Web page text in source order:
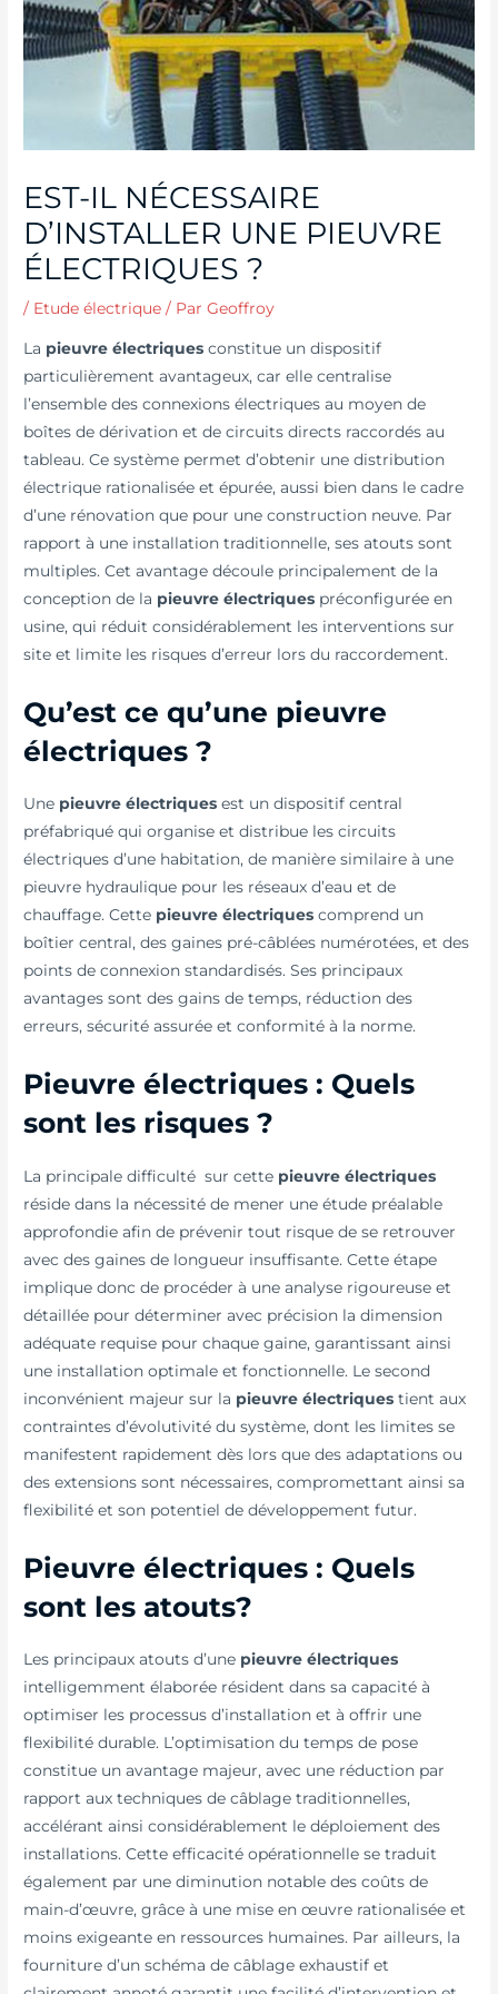
EST-IL NÉCESSAIRE
D’INSTALLER UNE PIEUVRE
ÉLECTRIQUES ?
/ Etude électrique / ParGeoffroy
La pieuvre électriques constitue un dispositif
particulièrement avantageux, car elle centralise
l’ensemble des connexions électriques au moyen de
boîtes de dérivation et de circuits directs raccordés au
tableau. Ce système permet d’obtenir une distribution
électrique rationalisée et épurée, aussi bien dans le cadre
d’une rénovation que pour une construction neuve. Par
rapport à une installation traditionnelle, ses atouts sont
multiples. Cet avantage découle principalement de la
conception de la pieuvre électriques préconfigurée en
usine, qui réduit considérablement les interventions sur
site et limite les risques d’erreur lors du raccordement.
Qu’est ce qu’une pieuvre
électriques ?
Une pieuvre électriques est un dispositif central
préfabriqué qui organise et distribue les circuits
électriques d’une habitation, de manière similaire à une
pieuvre hydraulique pour les réseaux d’eau et de
chauffage. Cette pieuvre électriques comprend un
boîtier central, des gaines pré-câblées numérotées, et des
points de connexion standardisés. Ses principaux
avantages sont des gains de temps, réduction des
erreurs, sécurité assurée et conformité à la norme.
Pieuvre électriques : Quels
sont les risques ?
La principale difficulté sur cette pieuvre électriques
réside dans la nécessité de mener une étude préalable
approfondie afin de prévenir tout risque de se retrouver
avec des gaines de longueur insuffisante. Cette étape
implique donc de procéder à une analyse rigoureuse et
détaillée pour déterminer avec précision la dimension
adéquate requise pour chaque gaine, garantissant ainsi
une installation optimale et fonctionnelle. Le second
inconvénient majeur sur la pieuvre électriques tient aux
contraintes d’évolutivité du système, dont les limites se
manifestent rapidement dès lors que des adaptations ou
des extensions sont nécessaires, compromettant ainsi sa
flexibilité et son potentiel de développement futur.
Pieuvre électriques : Quels
sont les atouts?
Les principaux atouts d’une pieuvre électriques
intelligemment élaborée résident dans sa capacité à
optimiser les processus d’installation et à offrir une
flexibilité durable. L’optimisation du temps de pose
constitue un avantage majeur, avec une réduction par
rapport aux techniques de câblage traditionnelles,
accélérant ainsi considérablement le déploiement des
installations. Cette efficacité opérationnelle se traduit
également par une diminution notable des coûts de
main-d’œuvre, grâce à une mise en œuvre rationalisée et
moins exigeante en ressources humaines. Par ailleurs, la
fourniture d’un schéma de câblage exhaustif et